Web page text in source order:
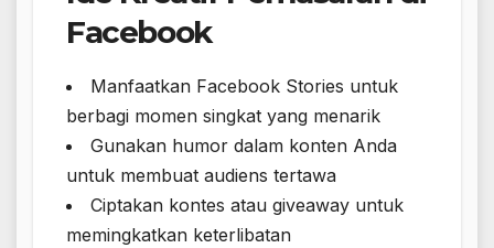
Facebook
Manfaatkan Facebook Stories untuk
berbagi momen singkat yang menarik
Gunakan humor dalam konten Anda
untuk membuat audiens tertawa
Ciptakan kontes atau giveaway untuk
memingkatkan keterlibatan